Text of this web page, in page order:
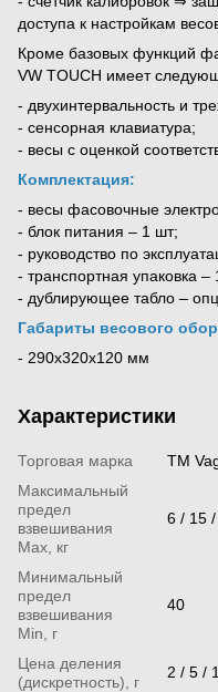
доступа к настройкам
Кроме базовых функций
VW TOUCH имеет
- двухинтервальность и
- сенсорная клавиатура;
- весы с оценкой
Комплектация:
- весы фасовочные
- блок питания – 1 шт;
- руководство по
- транспортная упаковка –
- дублирующее табло –
Габариты весового
- 290х320х120 мм
Характеристики
Торговая марка
TM
Максимальный
предел
взвешивания
Мах, кг
6 / 15
Минимальный
предел
взвешивания
Min, г
40
Цена деления
(дискретность), г
2 / 5 /